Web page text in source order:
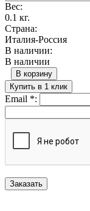
Вес:
0.1 кг.
Страна:
Италия-Россия
В наличии:
В наличии
В корзину
Купить в 1 клик
Email *: